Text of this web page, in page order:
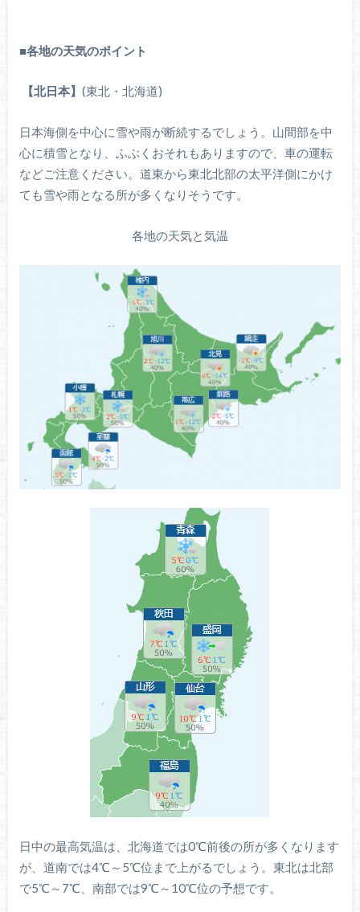
■各地の天気のポイント
【北日本】 (東北・北海道)
日本海側を中心に雪や雨が断続するでしょう。山間部を中
心に積雪となり、ふぶくおそれもありますので、車の運転
などご注意ください。道東から東北北部の太平洋側にかけ
ても雪や雨となる所が多くなりそうです。
各地の天気と気温
日中の最高気温は、北海道では0℃前後の所が多くなります
が、道南では4℃～5℃位まで上がるでしょう。東北は北部
で5℃～7℃、南部では9℃～10℃位の予想です。